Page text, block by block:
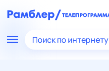
Поиск по интернету